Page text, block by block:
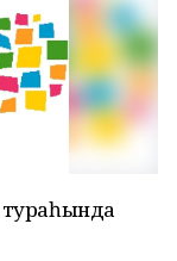
тураһында